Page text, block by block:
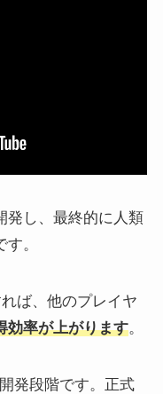
発し、最終的に人類
。
ば、他のプレイヤ
効率が上がります。
発段階です。正式